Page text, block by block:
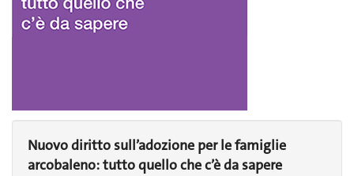
Nuovo diritto sull’adozione per le famiglie
arcobaleno: tutto quello che c’è da sapere